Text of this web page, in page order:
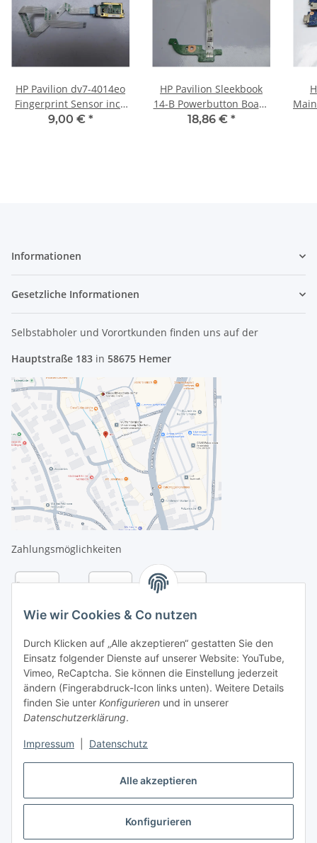
Alle akzeptieren
Konfigurieren
Wie wir Cookies & Co nutzen
Durch Klicken auf „Alle akzeptieren“ gestatten Sie den
Einsatz folgender Dienste auf unserer Website: YouTube,
Vimeo, ReCaptcha. Sie können die Einstellung jederzeit
ändern (Fingerabdruck-Icon links unten). Weitere Details
finden Sie unter Konfigurieren und in unserer
Datenschutzerklärung.
Impressum Datenschutz
HP Pavilion dv7-4014eo
Fingerprint Sensor incl.
Kabel cable BJ001062000
9,00 € *
HP Pavilion Sleekbook
14-B Powerbutton Board
mit Kabel 17 cm
18,86 € *
Informationen
Gesetzliche Informationen
Selbstabholer und Vorortkunden finden uns auf der
Hauptstraße 183 in 58675 Hemer
Zahlungsmöglichkeiten
Vertrag widerrufen